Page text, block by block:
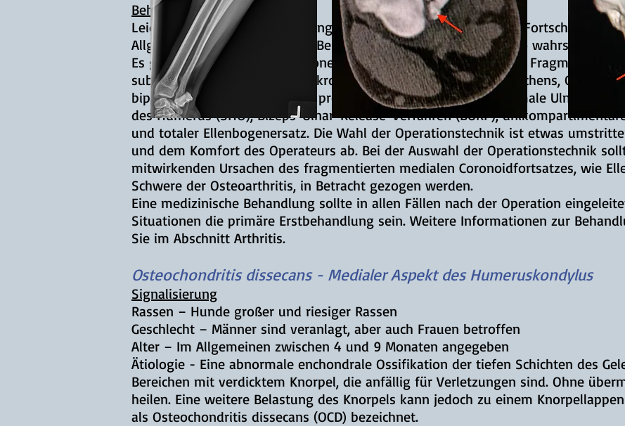
Behandlungsmöglichkeiten
Leider hat sich keine Behandlung als wirksam erwiesen, um das Fortschreiten
Allgemeinen gilt: Je früher die Behandlung eingeleitet wird, desto
Es gibt viele chirurgische Optionen, einschließlich Entfernung des Fragments
subtotale Koronoidektomie,
Mikrofraktur des subchondralen Knochens,
biplanare schräge dynamische proximale Ulnaosteotomie, proximale
des Humerus (SHO), Bizeps-Ulnar-Release-Verfahren (BURP),
und totaler Ellenbogenersatz. Die Wahl der Operationstechnik ist etwas
und dem Komfort des Operateurs ab. Bei der Auswahl der Operationstechnik
mitwirkenden Ursachen des fragmentierten medialen Coronoidfortsatzes, wie
Schwere der Osteoarthritis, in Betracht gezogen werden.
Eine medizinische Behandlung sollte in allen Fällen nach der Operation
Situationen die primäre Erstbehandlung sein. Weitere Informationen zur
Sie im Abschnitt Arthritis.
Osteochondritis dissecans - Medialer Aspekt des Humeruskondylus
Signalisierung
Rassen – Hunde großer und riesiger Rassen
Geschlecht – Männer sind veranlagt, aber auch Frauen betroffen
Alter – Im Allgemeinen zwischen 4 und 9 Monaten angegeben
Ätiologie - Eine abnormale enchondrale Ossifikation der tiefen Schichten des
Bereichen mit verdicktem Knorpel, die anfällig für Verletzungen sind. Ohne
heilen. Eine weitere Belastung des Knorpels kann jedoch zu einem
als Osteochondritis dissecans (OCD) bezeichnet.